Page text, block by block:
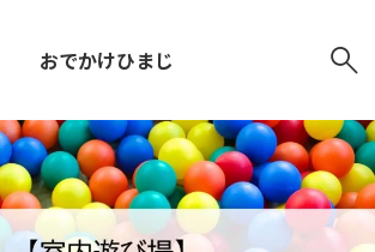
おでかけひまじ